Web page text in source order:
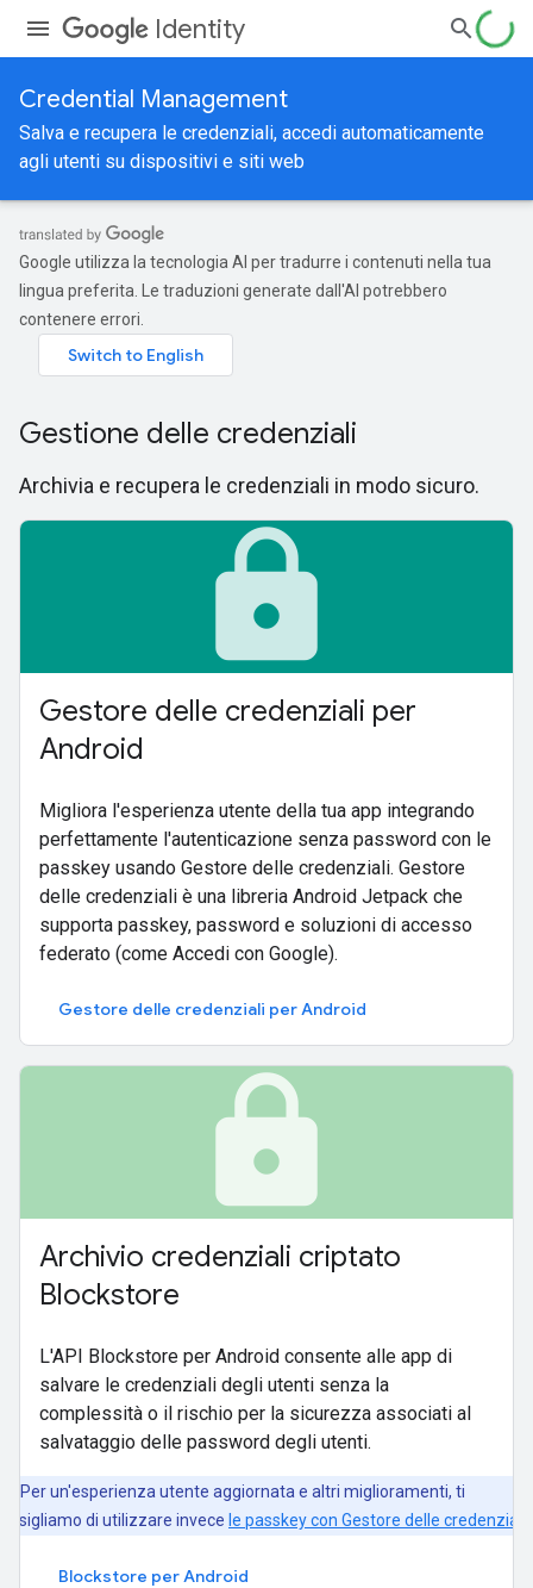
Identity
Credential Management
Salva e recupera le credenziali, accedi automaticamente
agli utenti su dispositivi e siti web
Google utilizza la tecnologia AI per tradurre i contenuti nella tua
lingua preferita. Le traduzioni generate dall'AI potrebbero
contenere errori.
Gestione delle credenziali
Archivia e recupera le credenziali in modo sicuro.
lock
Gestore delle credenziali per
Android
Migliora l'esperienza utente della tua app integrando
perfettamente l'autenticazione senza password con le
passkey usando Gestore delle credenziali. Gestore
delle credenziali è una libreria Android Jetpack che
supporta passkey, password e soluzioni di accesso
federato (come Accedi con Google).
Gestore delle credenziali per Android
lock
Archivio credenziali criptato
Blockstore
L'API Blockstore per Android consente alle app di
salvare le credenziali degli utenti senza la
complessità o il rischio per la sicurezza associati al
salvataggio delle password degli utenti.
Per un'esperienza utente aggiornata e altri miglioramenti, ti
di utilizzare invece le passkey con Gestore delle credenziali
Blockstore per Android